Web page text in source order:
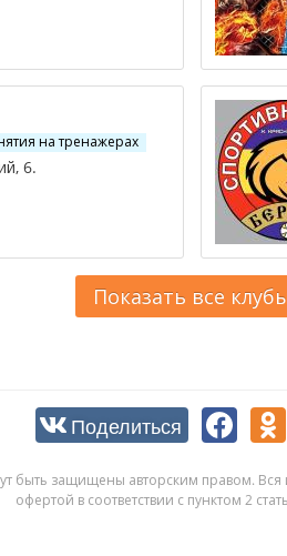
на тренажерах
6.
Показать все
Поделиться
быть защищены авторским правом.
офертой в соответствии с пунктом 2